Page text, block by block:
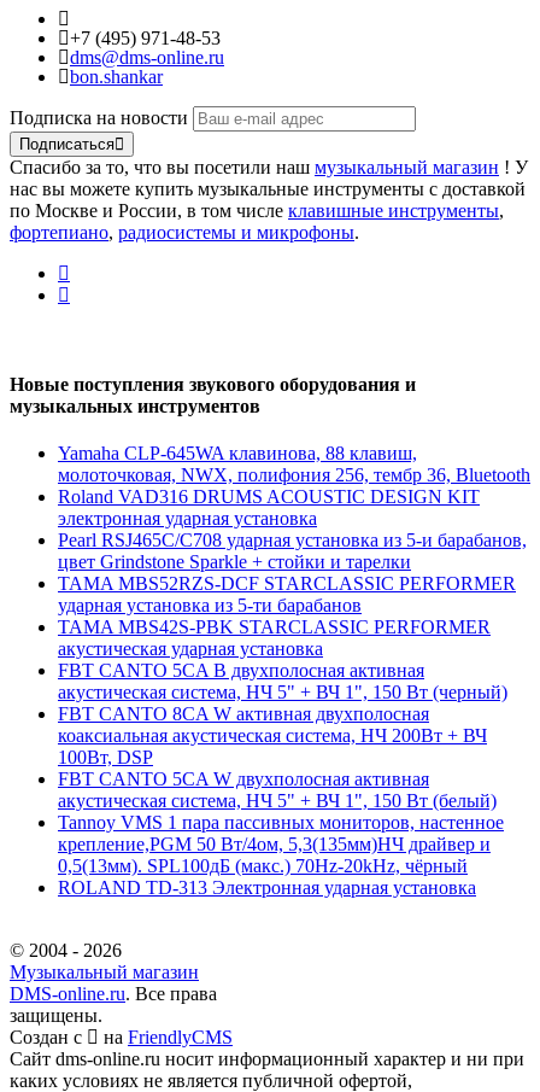
+7 (495) 971-48-53
dms@dms-online.ru
bon.shankar
Подписка на новости
Подписаться
Спасибо за то, что вы посетили наш музыкальный магазин ! У
нас вы можете купить музыкальные инструменты с доставкой
по Москве и России, в том числе клавишные инструменты,
фортепиано, радиосистемы и микрофоны.
Новые поступления звукового оборудования и
музыкальных инструментов
Yamaha CLP-645WA клавинова, 88 клавиш,
молоточковая, NWX, полифония 256, тембр 36, Bluetooth
Roland VAD316 DRUMS ACOUSTIC DESIGN KIT
электронная ударная установка
Pearl RSJ465C/C708 ударная установка из 5-и барабанов,
цвет Grindstone Sparkle + стойки и тарелки
TAMA MBS52RZS-DCF STARCLASSIC PERFORMER
ударная установка из 5-ти барабанов
TAMA MBS42S-PBK STARCLASSIC PERFORMER
акустическая ударная установка
FBT CANTO 5CA B двухполосная активная
акустическая система, НЧ 5" + ВЧ 1", 150 Вт (черный)
FBT CANTO 8CA W активная двухполосная
коаксиальная акустическая система, НЧ 200Вт + ВЧ
100Вт, DSP
FBT CANTO 5CA W двухполосная активная
акустическая система, НЧ 5" + ВЧ 1", 150 Вт (белый)
Tannoy VMS 1 пара пассивных мониторов, настенное
крепление,PGM 50 Вт/4ом, 5,3(135мм)НЧ драйвер и
0,5(13мм). SPL100дБ (макс.) 70Hz-20kHz, чёрный
ROLAND TD-313 Электронная ударная установка
© 2004 - 2026
Музыкальный магазин
DMS-online.ru. Все права
защищены.
Создан с
на FriendlyCMS
Сайт dms-online.ru носит информационный характер и ни при
каких условиях не является публичной офертой,